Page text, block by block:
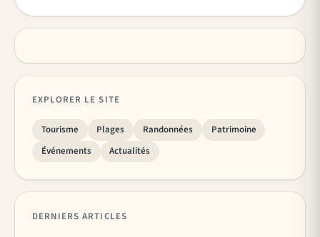
EXPLORER LE SITE
Tourisme Plages Randonnées
Patrimoine
Événements
Actualités
DERNIERS ARTICLES